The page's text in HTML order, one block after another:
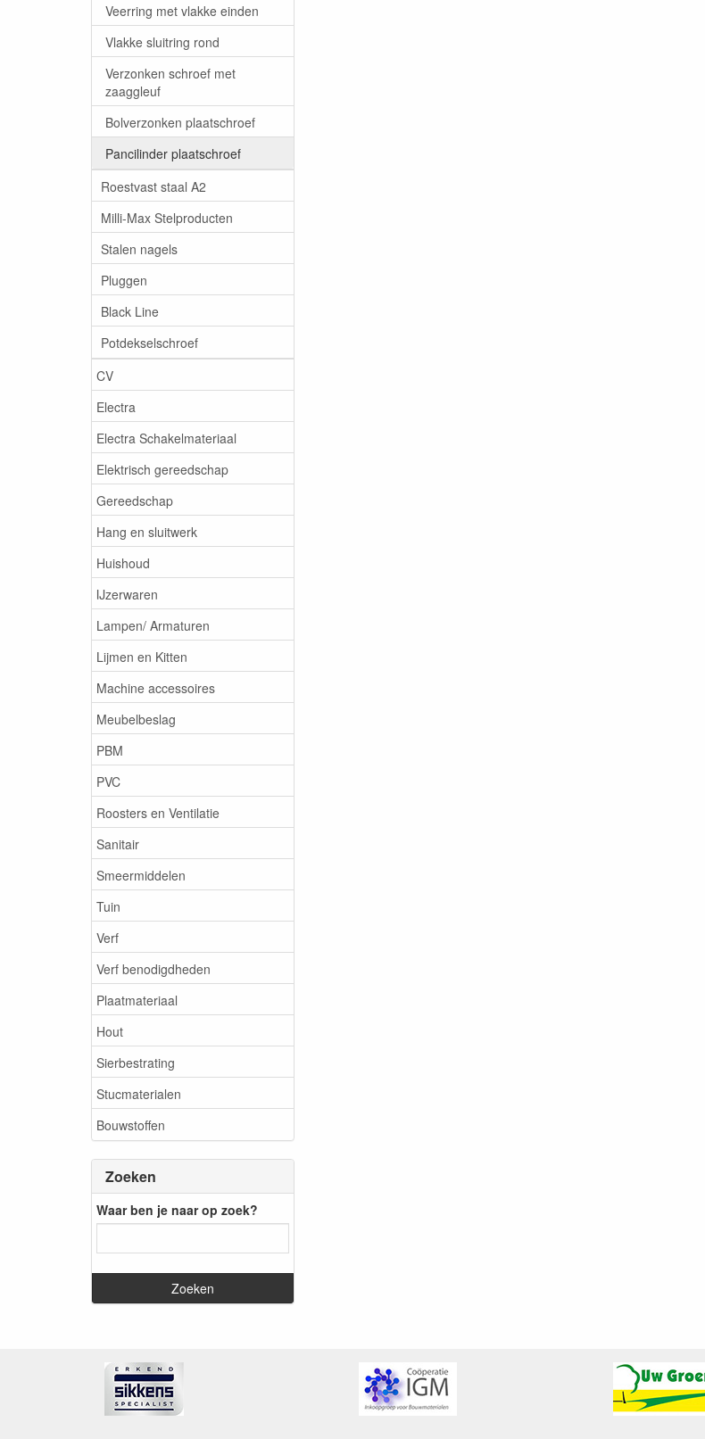
Veerring met vlakke einden
Vlakke sluitring rond
Verzonken schroef met
zaaggleuf
Bolverzonken plaatschroef
Pancilinder plaatschroef
Roestvast staal A2
Milli-Max Stelproducten
Stalen nagels
Pluggen
Black Line
Potdekselschroef
CV
Electra
Electra Schakelmateriaal
Elektrisch gereedschap
Gereedschap
Hang en sluitwerk
Huishoud
IJzerwaren
Lampen/ Armaturen
Lijmen en Kitten
Machine accessoires
Meubelbeslag
PBM
PVC
Roosters en Ventilatie
Sanitair
Smeermiddelen
Tuin
Verf
Verf benodigdheden
Plaatmateriaal
Hout
Sierbestrating
Stucmaterialen
Bouwstoffen
Zoeken
Waar ben je naar op zoek?